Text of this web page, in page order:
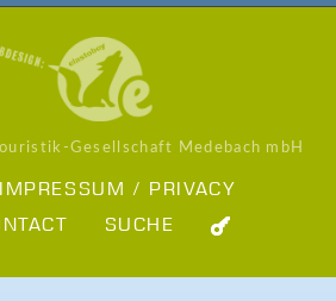
Gesellschaft Medebach mbH
IMPRESSUM / PRIVACY
SUCHE